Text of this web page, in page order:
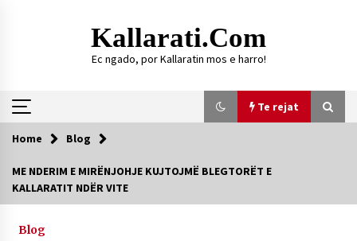
Kallarati.com
Ec ngado, por Kallaratin mos e harro!
Te rejat
Te rejat
16/07/2026
Home Blog
ME NDERIM E MIRËNJOHJE KUJTOJMË BLEGTORËT E
KALLARATIT NDËR VITE
Blog